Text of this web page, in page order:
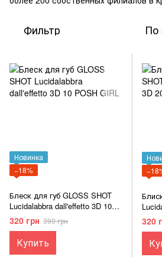
Фильтр По
Новинка
−18%
Блеск для губ GLOSS SHOT
Lucidalabbra dall'effetto 3D 10
POSH GIRL
320 грн 390 грн
Купить
SHY
320